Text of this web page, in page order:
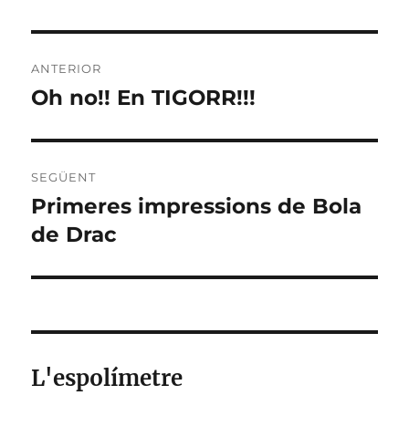
d'entrades
ANTERIOR
Entrada
Oh no!! En TIGORR!!!
SEGÜENT
Entrada
següent:
Primeres impressions de Bola
de Drac
L'espolímetre